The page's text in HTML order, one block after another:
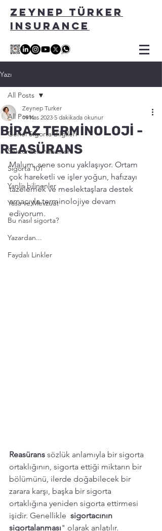
ZEYNEP TÜRKER
INSURANCE
Yazı
All Posts
Genel Sigorta Bilgileri
Sektörden haberler
Sigorta 101
Yanlis bilinenler
Yasa ve Mevzuat
Bu nasıl sigorta?
Yazardan...
Faydalı Linkler
All Posts
BİRAZ TERMİNOLOJİ -
REASÜRANS
Zeynep Turker
19 Kas 2023 5 dakikada okunur
Malum, sene sonu yaklaşıyor. Ortam
çok hareketli ve işler yoğun, hafızayı
tazelemek ve meslektaşlara destek
amacıyla terminolojiye devam
ediyorum.
Reasürans sözlük anlamıyla bir sigorta
ortaklığının, sigorta ettiği miktarın bir
bölümünü, ilerde doğabilecek bir
zarara karşı, başka bir sigorta
ortaklığına yeniden sigorta ettirmesi
işidir. Genellikle sigortacının
sigortalanması" olarak anlatılır.